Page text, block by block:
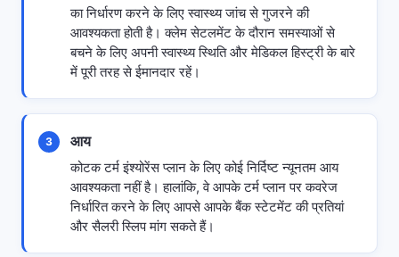
का निर्धारण करने के लिए स्वास्थ्य जांच से गुजरने की
आवश्यकता होती है। क्लेम सेटलमेंट के दौरान समस्याओं से
बचने के लिए अपनी स्वास्थ्य स्थिति और मेडिकल हिस्ट्री के बारे
में पूरी तरह से ईमानदार रहें।
3 आय
कोटक टर्म इंश्योरेंस प्लान के लिए कोई निर्दिष्ट न्यूनतम आय
आवश्यकता नहीं है। हालांकि, वे आपके टर्म प्लान पर कवरेज
निर्धारित करने के लिए आपसे आपके बैंक स्टेटमेंट की प्रतियां
और सैलरी स्लिप मांग सकते हैं।